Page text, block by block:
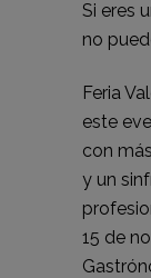
Si eres
no
Feria
este
con
y un
15 de